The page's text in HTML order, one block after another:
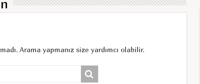
Arama yapmanız size yardımcı olabilir.